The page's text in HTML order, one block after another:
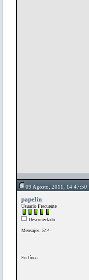
09 Agosto, 2011, 14:47:50
papelin
Usuario Frecuente
Desconectado
Mensajes: 514
En línea